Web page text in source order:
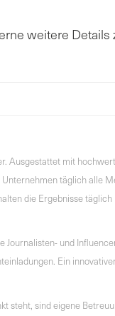
weitere Details
Ausgestattet mit
täglich alle
die Ergebnisse
Journalisten- und
Ein
steht, sind eigene